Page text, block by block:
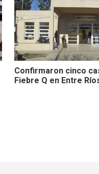
Confirmaron cinco
Fiebre Q en Entre